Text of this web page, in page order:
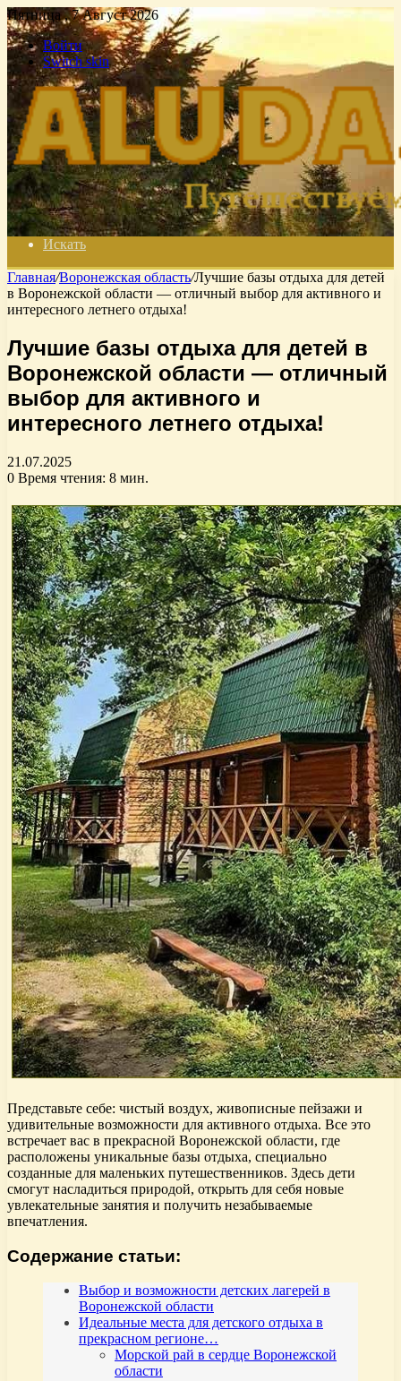
Пятница , 7 Август 2026
Войти
Switch skin
Искать
Главная/Воронежская область/Лучшие базы отдыха для детей
в Воронежской области — отличный выбор для активного и
интересного летнего отдыха!
Лучшие базы отдыха для детей в
Воронежской области — отличный
выбор для активного и
интересного летнего отдыха!
21.07.2025
0 Время чтения: 8 мин.
Представьте себе: чистый воздух, живописные пейзажи и
удивительные возможности для активного отдыха. Все это
встречает вас в прекрасной Воронежской области, где
расположены уникальные базы отдыха, специально
созданные для маленьких путешественников. Здесь дети
смогут насладиться природой, открыть для себя новые
увлекательные занятия и получить незабываемые
впечатления.
Содержание статьи:
Выбор и возможности детских лагерей в
Воронежской области
Идеальные места для детского отдыха в
прекрасном регионе…
Морской рай в сердце Воронежской
области